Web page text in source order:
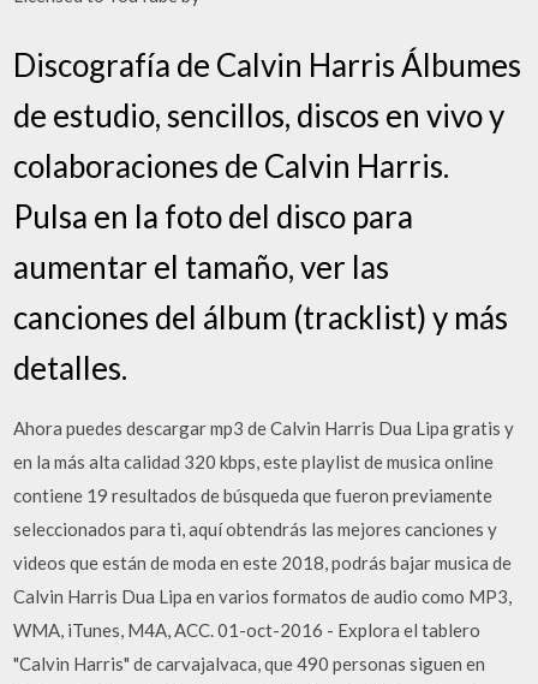
Discografía de Calvin Harris Álbumes
de estudio, sencillos, discos en vivo y
colaboraciones de Calvin Harris.
Pulsa en la foto del disco para
aumentar el tamaño, ver las
canciones del álbum (tracklist) y más
detalles.
Ahora puedes descargar mp3 de Calvin Harris Dua Lipa gratis y
en la más alta calidad 320 kbps, este playlist de musica online
contiene 19 resultados de búsqueda que fueron previamente
seleccionados para ti, aquí obtendrás las mejores canciones y
videos que están de moda en este 2018, podrás bajar musica de
Calvin Harris Dua Lipa en varios formatos de audio como MP3,
WMA, iTunes, M4A, ACC. 01-oct-2016 - Explora el tablero
"Calvin Harris" de carvajalvaca, que 490 personas siguen en